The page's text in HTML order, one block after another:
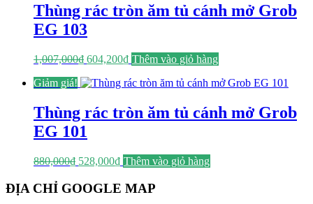
1,324,200₫.
Thùng rác tròn ăm tủ cánh mở Grob
EG 103
1,007,000₫ Giá
là:
604,200₫Giá
tại
604,200₫.
Thêm vào giỏ hàng
Giảm giá!
Thùng rác tròn ăm tủ cánh mở Grob
EG 101
880,000₫ Giá
là:
528,000₫Giá
tại
Thêm vào giỏ hàng
ĐỊA CHỈ GOOGLE MAP